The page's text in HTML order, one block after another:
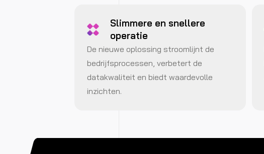
Slimmere en snellere
operatie
De nieuwe oplossing stroomlijnt de
bedrijfsprocessen, verbetert de
datakwaliteit en biedt waardevolle
inzichten.